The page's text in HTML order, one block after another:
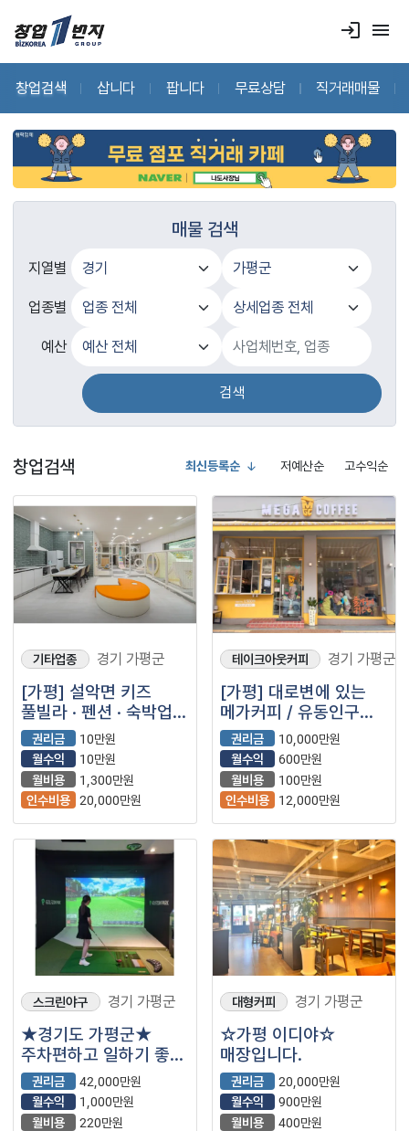
login menu
창업검색 삽니다 팝니다 무료상담 직거래매물
매물 검색
지열별
업종별
예산
검색
창업검색 최신등록순 저예산순 고수익순
기타업종 경기 가평군
[가평] 설악면 키즈
풀빌라 · 펜션 · 숙박업 *
최고급 부대시설
권리금
10만원
월수익
10만원
월비용
1,300만원
인수비용 20,000만원
테이크아웃커피 경기 가평군
[가평] 대로변에 있는
메가커피 / 유동인구가
많고 안정적으로 매출
잘 나옵니다!
권리금
10,000만원
월수익
600만원
월비용
100만원
인수비용
12,000만원
스크린야구 경기 가평군
★경기도 가평군★
주차편하고 일하기 좋은
골프존파크 급
내놓습니다 문의 많이
주세요
권리금
42,000만원
월수익
1,000만원
월비용
220만원
대형커피 경기 가평군
☆가평 이디야☆
매장입니다.
권리금
20,000만원
월수익
900만원
월비용
400만원